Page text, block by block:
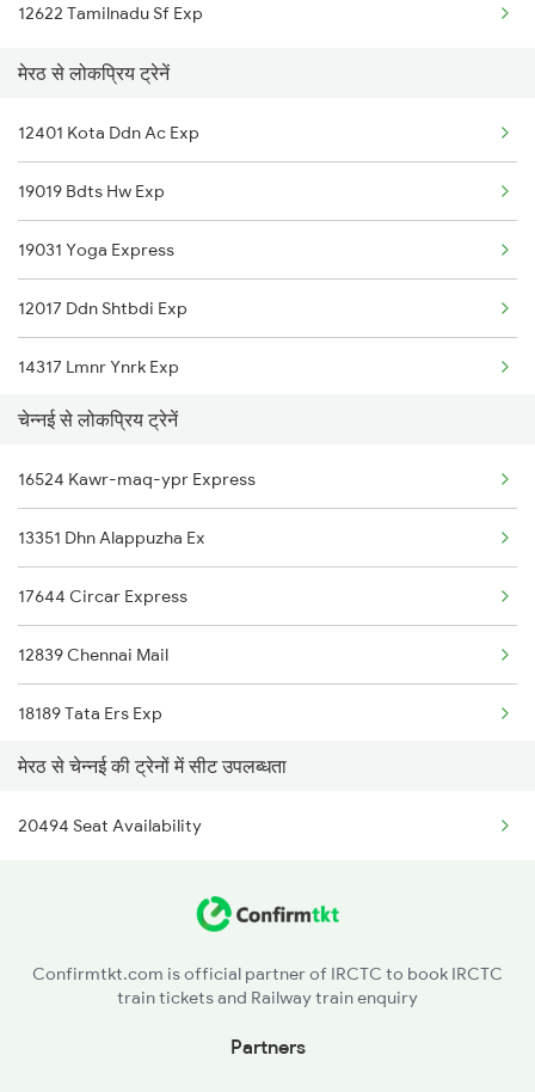
Chennai to Maihar Trains
Chennai to Mysore Trains
Chennai to Murtizapur Trains
Chennai to Bongaigaon Trains
12622 Tamilnadu Sf Exp
मेरठ से लोकप्रिय ट्रेनें
12401 Kota Ddn Ac Exp
19019 Bdts Hw Exp
19031 Yoga Express
12017 Ddn Shtbdi Exp
14317 Lmnr Ynrk Exp
18477 Utkal Express
12055 Ddn Janshtbdi
22457 Vande Bharat Exp
2017 Ddn Shtabdi Spl
2018 Dehradun Sht Spl
2056 Janshatabdi Spl
2171 Ltt Hw Ac Spl
2172 Hw Ltt Sf Ac Spl
चेन्नई से लोकप्रिय ट्रेनें
16524 Kawr-maq-ypr Express
13351 Dhn Alappuzha Ex
17644 Circar Express
12839 Chennai Mail
18189 Tata Ers Exp
1016 Kushinagar Spl
2007 Vskp Mas Sf Spl
2028 Sbcmas Shatabdi
मेरठ से चेन्नई की ट्रेनों में सीट उपलब्धता
20494 Seat Availability
Confirmtkt.com is official partner of IRCTC to book IRCTC
train tickets and Railway train enquiry
Partners